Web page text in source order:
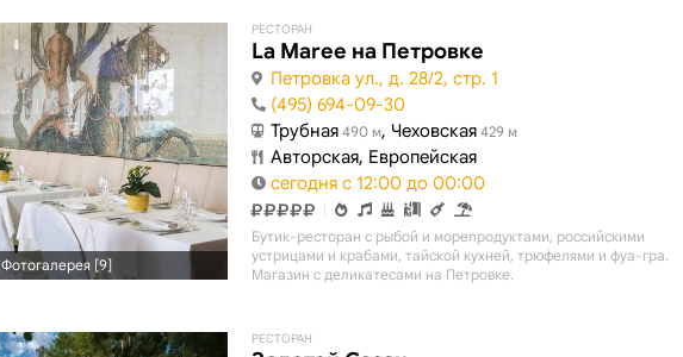
Фотогалерея [9]
РЕСТОРАН
La Maree на Петровке
Петровка ул., д. 28/2, стр. 1
(495) 694-09-30
Трубная 490 м, Чеховская 429 м
Авторская, Европейская
сегодня с 12:00 до 00:00
Бутик-ресторан с рыбой и морепродуктами, российскими
устрицами и крабами, тайской кухней, трюфелями и фуа-гра.
Магазин с деликатесами на Петровке.
РЕСТОРАН